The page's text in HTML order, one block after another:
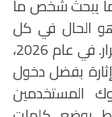
يبحث شخص ما
الحال في كل
شيء تقني، فإن قواعد اللعبة تتغير باستمرار. في عام 2026،
إثارة بفضل دخول
المستخدمين